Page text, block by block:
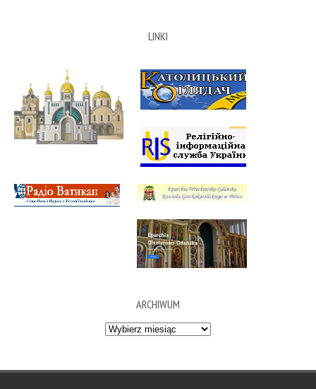
LINKI
ARCHIWUM
Archiwum